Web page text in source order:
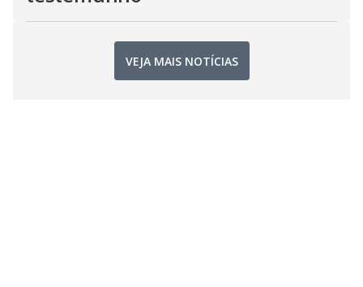
VEJA MAIS NOTÍCIAS